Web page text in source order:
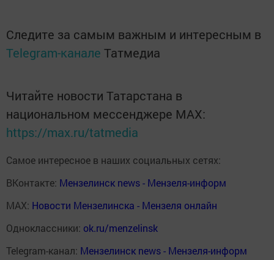
Следите за самым важным и интересным в
Telegram-канале Татмедиа
Читайте новости Татарстана в
национальном мессенджере MАХ:
https://max.ru/tatmedia
Самое интересное в наших социальных сетях:
ВКонтакте: Мензелинск news - Мензеля-информ
MAX: Новости Мензелинска - Мензеля онлайн
Одноклассники: ok.ru/menzelinsk
Telegram-канал: Мензелинск news - Мензеля-информ